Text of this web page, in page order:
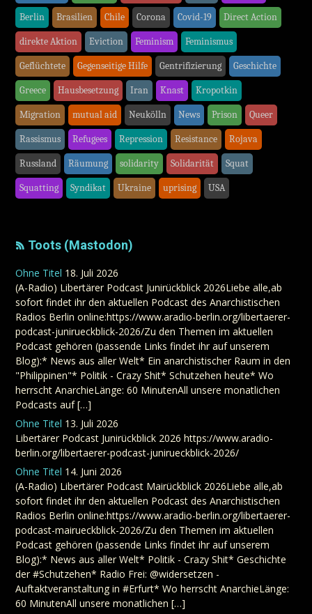
Berlin Brasilien Chile Corona Covid-19 Direct Action
direkte Aktion Eviction Feminism Feminismus
Geflüchtete Gegenseitige Hilfe Gentrifizierung Geschichte
Greece Hausbesetzung Iran Knast Kropotkin
Migration mutual aid Neukölln News Prison Queer
Rassismus Refugees Repression Resistance Rojava
Russland Räumung solidarity Solidarität Squat
Squatting Syndikat Ukraine uprising USA
Toots (Mastodon)
Ohne Titel 18. Juli 2026
(A-Radio) Libertärer Podcast Junirückblick 2026Liebe alle,ab
sofort findet ihr den aktuellen Podcast des Anarchistischen
Radios Berlin online:https://www.aradio-berlin.org/libertaerer-
podcast-junirueckblick-2026/Zu den Themen im aktuellen
Podcast gehören (passende Links findet ihr auf unserem
Blog):* News aus aller Welt* Ein anarchistischer Raum in den
"Philippinen"* Politik - Crazy Shit* Schutzehen heute* Wo
herrscht AnarchieLänge: 60 MinutenAll unsere monatlichen
Podcasts auf […]
Ohne Titel 13. Juli 2026
Libertärer Podcast Junirückblick 2026 https://www.aradio-
berlin.org/libertaerer-podcast-junirueckblick-2026/
Ohne Titel 14. Juni 2026
(A-Radio) Libertärer Podcast Mairückblick 2026Liebe alle,ab
sofort findet ihr den aktuellen Podcast des Anarchistischen
Radios Berlin online:https://www.aradio-berlin.org/libertaerer-
podcast-mairueckblick-2026/Zu den Themen im aktuellen
Podcast gehören (passende Links findet ihr auf unserem
Blog):* News aus aller Welt* Politik - Crazy Shit* Geschichte
der #Schutzehen* Radio Frei: @widersetzen -
Auftaktveranstaltung in #Erfurt* Wo herrscht AnarchieLänge:
60 MinutenAll unsere monatlichen […]